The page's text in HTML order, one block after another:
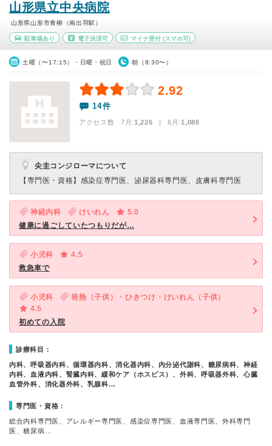
山形県立中央病院
山形県山形市青柳（南出羽駅）
駐車場あり 電子決済可 マイナ受付 (スマホ可)
土曜（〜17:15）・日曜・祝日 朝（8:30〜）
2.92
14件
アクセス数 7月:1,226 | 6月:1,086
尖圭コンジローマについて
【専門医・資格】 感染症専門医、泌尿器科専門医、皮膚科専門医
神経内科 けいれん
5.0
健康に過ごしていたつもりだが…
小児科
4.5
救急車で
小児科
発熱（子供）・ひきつけ・けいれん（子供）
4.5
初めての入院
診療科目：
内科、呼吸器内科、循環器内科、消化器内科、内分泌代謝科、糖尿病科、神経
内科、血液内科、腎臓内科、緩和ケア（ホスピス）、外科、呼吸器外科、心臓
血管外科、消化器外科、乳腺科…
専門医・資格：
総合内科専門医、アレルギー専門医、感染症専門医、血液専門医、外科専門
医、糖尿病…